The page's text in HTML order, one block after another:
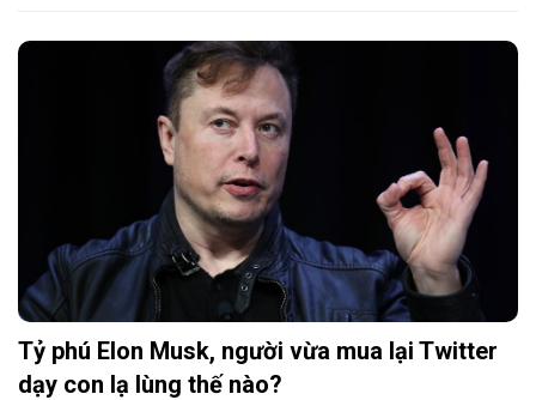
Tỷ phú Elon Musk, người vừa mua lại Twitter
dạy con lạ lùng thế nào?